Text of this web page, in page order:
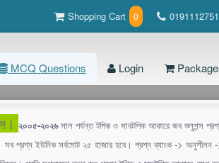
Shopping Cart 0
MCQ Questions Login
বিসিএস ৩৩ তম (100 টি প্রশ্ন )
২০০৫-২০২৬সাল পর্যন্ত টপিক ও সাবটপিক আকারে জব শুলুশন্স
সব প্রশ্ন ইউনিক সর্বমোট ২৫ হাজার হবে। প্রশ্ন ব্যাংক -> অনুশীলন